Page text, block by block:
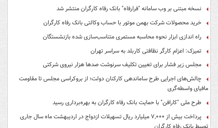
نسخه مبتنی بر وب سامانه "فرارفاه" بانک رفاه کارگران منتشر شد
خرید محصولات شرکت بهمن موتور با حساب وکالتی بانک رفاه کارگران
راه اندازی ابزار نحوه محاسبه مستمری متناسب‌سازی شده بازنشستگان
تمیزک: اعزام کارگر نظافتی کاربلد به سراسر تهران
مجلس زیر فشار برای تعیین تکلیف سرنوشت صدها هزار نیروی شرکتی
چالش‌های اجرایی طرح ساماندهی کارکنان دولت؛ از بروکراسی مجلس تا مقاومت
مافیای واسطه‌گری
طرح ملی "کارافن" با حمایت بانک رفاه کارگران به بهره‌برداری رسید
پرداخت بیش از ۷,۰۰۰ میلیارد ریال تسهیلات ازدواج در اردیبهشت ماه سال جاری